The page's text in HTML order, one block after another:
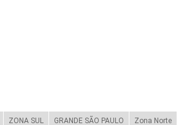
ZONA SUL GRANDE SÃO PAULO Zona Norte